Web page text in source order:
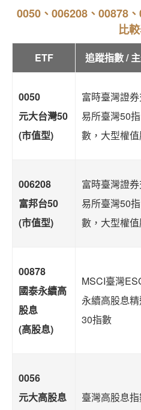
0050、006208、00878
比
ETF 追蹤指數 /
0050
元大台灣50
(市值型)
富時臺灣證
易所臺灣50指
數，大型權
006208
富邦台50
(市值型)
富時臺灣證
易所臺灣50指
數，大型權
00878
國泰永續高
股息
(高股息)
MSCI臺灣
永續高股息
30指數
0056
元大高股息
臺灣高股息